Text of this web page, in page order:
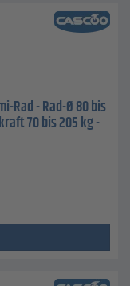
Rad - Rad-Ø 80 bis
70 bis 205 kg -